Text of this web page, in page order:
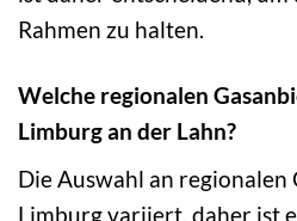
Rahmen zu halten.
Welche regionalen
Limburg an der Lahn?
Die Auswahl an regionalen
Limburg variiert, daher ist